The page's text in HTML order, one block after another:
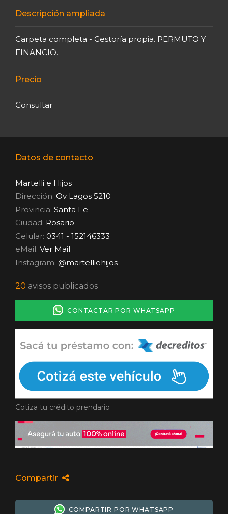
Descripción ampliada
Carpeta completa - Gestoría propia. PERMUTO Y
FINANCIO.
Precio
Consultar
Datos de contacto
Martelli e Hijos
Dirección: Ov Lagos 5210
Provincia: Santa Fe
Ciudad: Rosario
Celular: 0341 - 152146333
eMail: Ver Mail
Instagram: @martelliehijos
20 avisos publicados
CONTACTAR POR WHATSAPP
Cotiza tu crédito prendario
Compartir
COMPARTIR POR WHATSAPP